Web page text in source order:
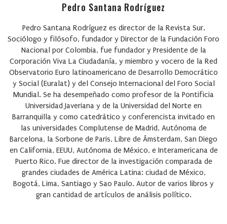
Pedro Santana Rodríguez
Pedro Santana Rodríguez es director de la Revista Sur.
Sociólogo y filósofo, fundador y Director de la Fundación Foro
Nacional por Colombia, fue fundador y Presidente de la
Corporación Viva La Ciudadanía, y miembro y vocero de la Red
Observatorio Euro latinoamericano de Desarrollo Democrático
y Social (Euralat) y del Consejo Internacional del Foro Social
Mundial. Se ha desempeñado como profesor de la Pontificia
Universidad Javeriana y de la Universidad del Norte en
Barranquilla y como catedrático y conferencista invitado en
las universidades Complutense de Madrid, Autónoma de
Barcelona, la Sorbone de Paris, Libre de Ámsterdam, San Diego
en California, EEUU, Autónoma de México, e Interamericana de
Puerto Rico. Fue director de la investigación comparada de
grandes ciudades de América Latina: ciudad de México,
Bogotá, Lima, Santiago y Sao Paulo. Autor de varios libros y
gran cantidad de artículos de análisis político.